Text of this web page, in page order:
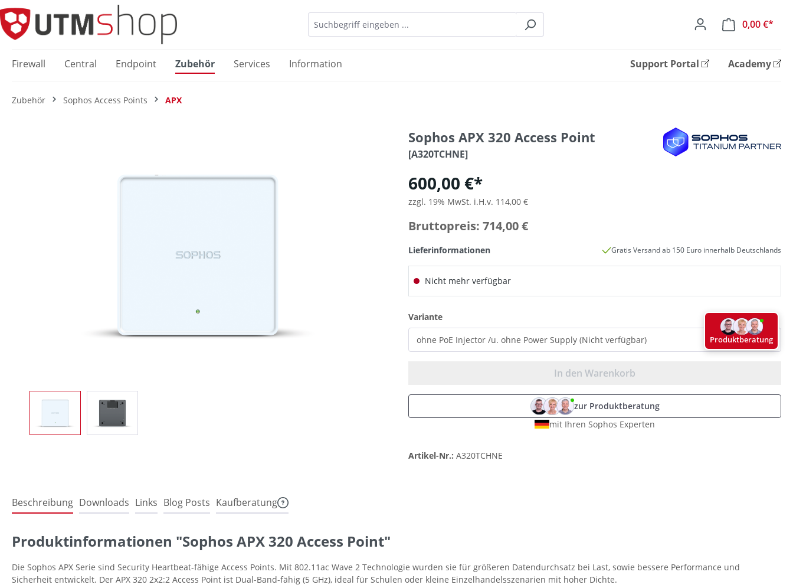
Zur Hauptnavigation springen
0,00 €*
Firewall Central Endpoint Zubehör Services Information Support Portal Academy
Zubehör Sophos Access Points APX
Sophos APX 320 Access Point
[A320TCHNE]
600,00 €*
zzgl. 19% MwSt. i.H.v. 114,00 €
Bruttopreis: 714,00 €
Lieferinformationen Gratis Versand ab 150 Euro innerhalb Deutschlands
Nicht mehr verfügbar
Varianteauswählen
In den Warenkorb
zur Produktberatung
mit Ihren Sophos Experten
Artikel-Nr.: A320TCHNE
Beschreibung Downloads Links Blog Posts Kaufberatung
Produktinformationen "Sophos APX 320 Access Point"
Die Sophos APX Serie sind Security Heartbeat-fähige Access Points. Mit 802.11ac Wave 2 Technologie wurden sie für größeren Datendurchsatz bei Last, sowie bessere Performance und
Sicherheit entwickelt. Der APX 320 2x2:2 Access Point ist Dual-Band-fähig (5 GHz), ideal für Schulen oder kleine Einzelhandelsszenarien mit hoher Dichte.
Produktberatung